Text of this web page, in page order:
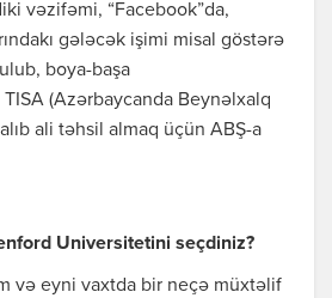
vəzifəmi, “Facebook”da,
gələcək işimi misal göstərə
boya-başa
TISA (Azərbaycanda Beynəlxalq
ali təhsil almaq üçün ABŞ-a
Universitetini seçdiniz?
və eyni vaxtda bir neçə müxtəlif